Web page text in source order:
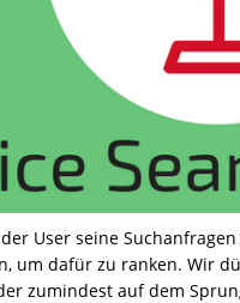
User seine
um dafür zu ranken. Wir
zumindest auf dem